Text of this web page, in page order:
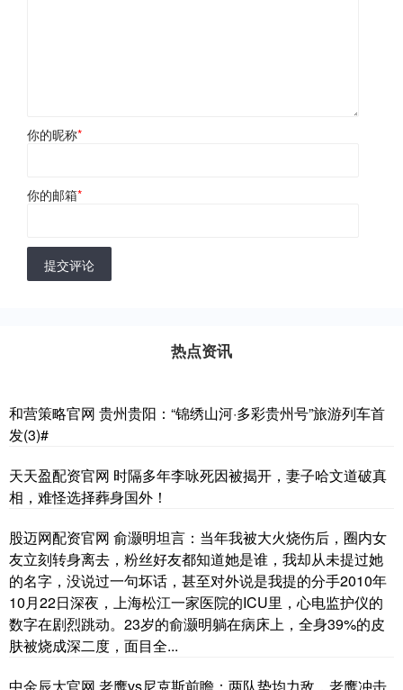
你的昵称*
你的邮箱*
提交评论
热点资讯
和营策略官网 贵州贵阳：“锦绣山河·多彩贵州号”旅游列车首
发(3)#
天天盈配资官网 时隔多年李咏死因被揭开，妻子哈文道破真
相，难怪选择葬身国外！
股迈网配资官网 俞灏明坦言：当年我被大火烧伤后，圈内女
友立刻转身离去，粉丝好友都知道她是谁，我却从未提过她
的名字，没说过一句坏话，甚至对外说是我提的分手2010年
10月22日深夜，上海松江一家医院的ICU里，心电监护仪的
数字在剧烈跳动。23岁的俞灏明躺在病床上，全身39%的皮
肤被烧成深二度，面目全...